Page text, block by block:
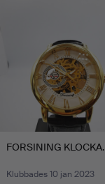
FORSINING KLOCKA.
Klubbades 10 jan 2023